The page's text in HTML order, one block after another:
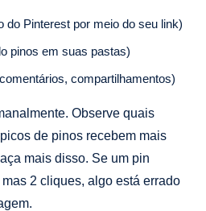
do Pinterest por meio do seu link)
pinos em suas pastas)
compartilhamentos)
Observe quais
de pinos recebem mais
mais disso. Se um pin
2 cliques, algo está errado